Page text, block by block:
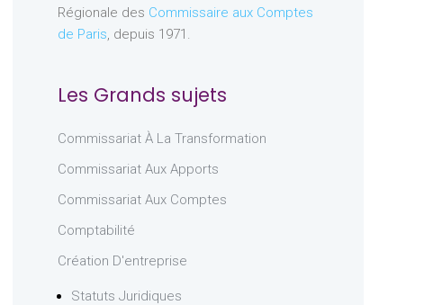
Régionale des Commissaire aux Comptes
de Paris, depuis 1971.
Les Grands sujets
Commissariat À La Transformation
Commissariat Aux Apports
Commissariat Aux Comptes
Comptabilité
Création D'entreprise
Statuts Juridiques